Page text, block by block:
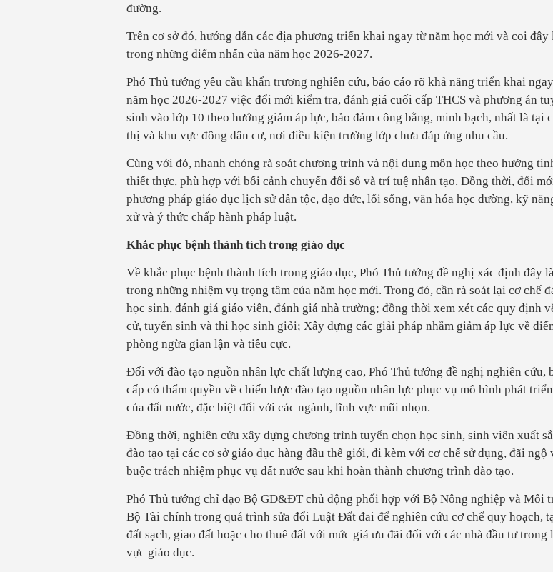
đường.
Trên cơ sở đó, hướng dẫn các địa phương triển khai ngay từ năm học mới và coi đây
trong những điểm nhấn của năm học 2026-2027.
Phó Thủ tướng yêu cầu khẩn trương nghiên cứu, báo cáo rõ khả năng triển khai
năm học 2026-2027 việc đổi mới kiểm tra, đánh giá cuối cấp THCS và phương án
sinh vào lớp 10 theo hướng giảm áp lực, bảo đảm công bằng, minh bạch, nhất là tại
thị và khu vực đông dân cư, nơi điều kiện trường lớp chưa đáp ứng nhu cầu.
Cùng với đó, nhanh chóng rà soát chương trình và nội dung môn học theo hướng
thiết thực, phù hợp với bối cảnh chuyển đổi số và trí tuệ nhân tạo. Đồng thời, đổi
phương pháp giáo dục lịch sử dân tộc, đạo đức, lối sống, văn hóa học đường, kỹ
xử và ý thức chấp hành pháp luật.
Khắc phục bệnh thành tích trong giáo dục
Về khắc phục bệnh thành tích trong giáo dục, Phó Thủ tướng đề nghị xác định đây
trong những nhiệm vụ trọng tâm của năm học mới. Trong đó, cần rà soát lại cơ chế
học sinh, đánh giá giáo viên, đánh giá nhà trường; đồng thời xem xét các quy định
cử, tuyển sinh và thi học sinh giỏi; Xây dựng các giải pháp nhằm giảm áp lực về
phòng ngừa gian lận và tiêu cực.
Đối với đào tạo nguồn nhân lực chất lượng cao, Phó Thủ tướng đề nghị nghiên cứu,
cấp có thẩm quyền về chiến lược đào tạo nguồn nhân lực phục vụ mô hình phát
của đất nước, đặc biệt đối với các ngành, lĩnh vực mũi nhọn.
Đồng thời, nghiên cứu xây dựng chương trình tuyển chọn học sinh, sinh viên xuất
đào tạo tại các cơ sở giáo dục hàng đầu thế giới, đi kèm với cơ chế sử dụng, đãi ngộ
buộc trách nhiệm phục vụ đất nước sau khi hoàn thành chương trình đào tạo.
Phó Thủ tướng chỉ đạo Bộ GD&ĐT chủ động phối hợp với Bộ Nông nghiệp và Môi
Bộ Tài chính trong quá trình sửa đổi Luật Đất đai để nghiên cứu cơ chế quy hoạch,
đất sạch, giao đất hoặc cho thuê đất với mức giá ưu đãi đối với các nhà đầu tư trong
vực giáo dục.